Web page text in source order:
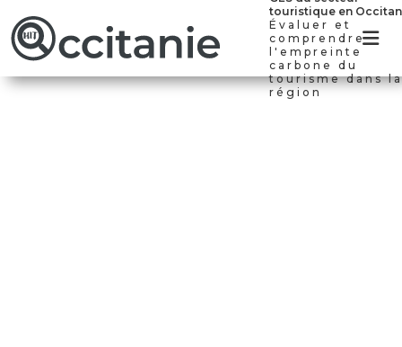
touristique en
Évaluer et
comprendre
l'empreinte
carbone du
tourisme dans la
région